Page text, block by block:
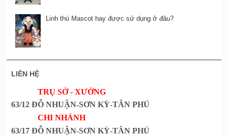
Linh thú Mascot hay được sử dụng ở đâu?
LIÊN HỆ
TRỤ SỞ - XƯỞNG
63/12 ĐỖ NHUẬN-SƠN KỲ-TÂN PHÚ
CHI NHÁNH
63/17 ĐỖ NHUẬN-SƠN KỲ-TÂN PHÚ